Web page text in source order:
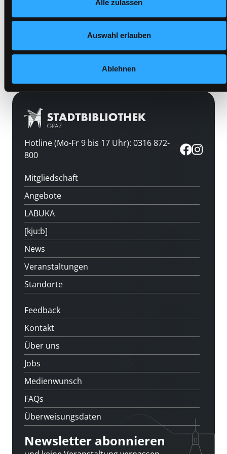
Datenschutzerklärungund in unserem
Alle zulassen
Auswahl erlauben
Ablehnen
Hotline (Mo-Fr 9 bis 17 Uhr): 0316 872-
800
Mitgliedschaft
Angebote
LABUKA
[kju:b]
News
Veranstaltungen
Standorte
Feedback
Kontakt
Über uns
Jobs
Medienwunsch
FAQs
Überweisungsdaten
Newsletter abonnieren